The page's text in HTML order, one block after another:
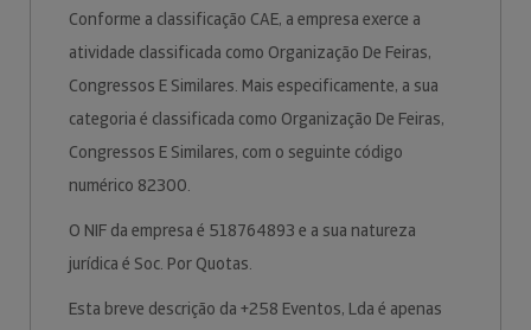
Conforme a classificação CAE, a empresa exerce a
atividade classificada como Organização De Feiras,
Congressos E Similares. Mais especificamente, a sua
categoria é classificada como Organização De Feiras,
Congressos E Similares, com o seguinte código
numérico 82300.
O NIF da empresa é 518764893 e a sua natureza
jurídica é Soc. Por Quotas.
Esta breve descrição da +258 Eventos, Lda é apenas